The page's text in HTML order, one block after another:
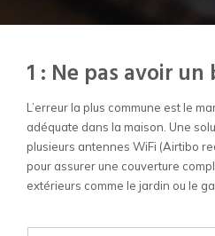
1 : Ne pas avoir un
L’erreur la plus commune est le
adéquate dans la maison. Une
plusieurs antennes WiFi (Airtibo
pour assurer une couverture
extérieurs comme le jardin ou le